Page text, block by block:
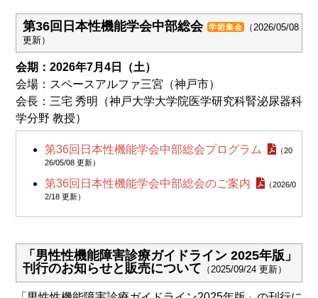
第36回日本性機能学会中部総会 学術集会
（2026/05/08
更新）
会期：2026年7月4日（土）
会場：スペースアルファ三宮（神戸市）
会長：三宅 秀明（神戸大学大学院医学研究科腎泌尿器科
学分野 教授）
第36回日本性機能学会中部総会プログラム （20
26/05/08 更新）
第36回日本性機能学会中部総会のご案内
（2026/0
2/18 更新）
「男性性機能障害診療ガイドライン 2025年版」
刊行のお知らせと販売について （2025/09/24 更新）